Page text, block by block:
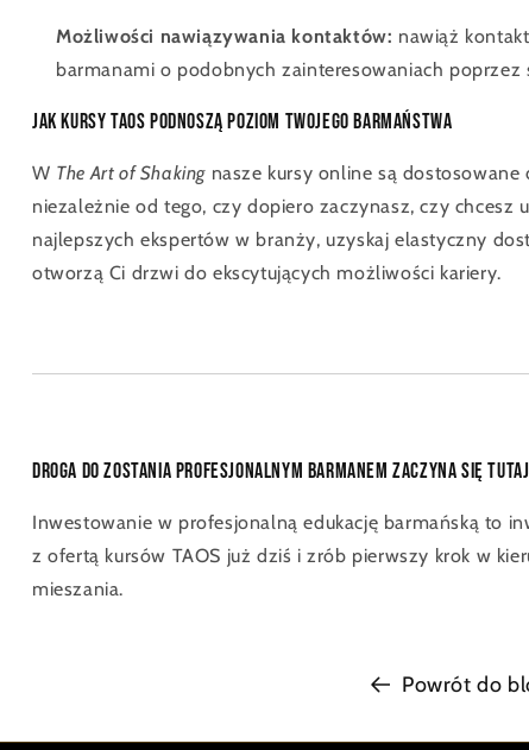
Możliwości nawiązywania kontaktów: nawiąż
barmanami o podobnych zainteresowaniach poprzez
Jak kursy TAOS podnoszą poziom Twojego barmaństwa
W The Art of Shaking nasze kursy online są
niezależnie od tego, czy dopiero zaczynasz, czy chcesz
najlepszych ekspertów w branży, uzyskaj elastyczny
otworzą Ci drzwi do ekscytujących możliwości kariery.
Droga do zostania profesjonalnym barmanem zaczyna się tutaj
Inwestowanie w profesjonalną edukację barmańską to
z ofertą kursów TAOS już dziś i zrób pierwszy krok w
mieszania.
Powrót do